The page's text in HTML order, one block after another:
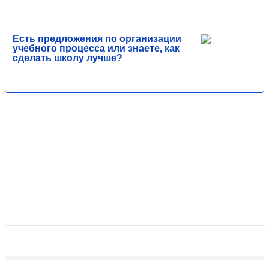
Есть предложения по организации
учебного процесса или знаете, как
сделать школу лучше?